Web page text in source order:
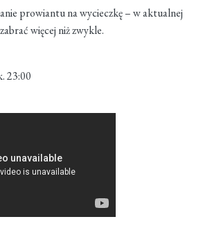
prowiantu na wycieczkę – w aktualnej
więcej niż zwykle.
23:00